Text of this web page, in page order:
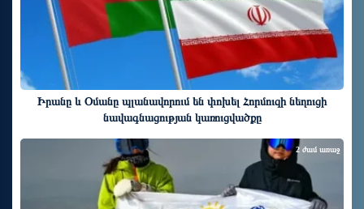
Իրանը և Օմանը պլանավորում են փոխել Հորմուզի նեղուցի
նավագնացության կառուցվածքը
2 ժամ առաջ